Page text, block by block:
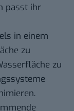
passt ihr
in einem
zu
zu